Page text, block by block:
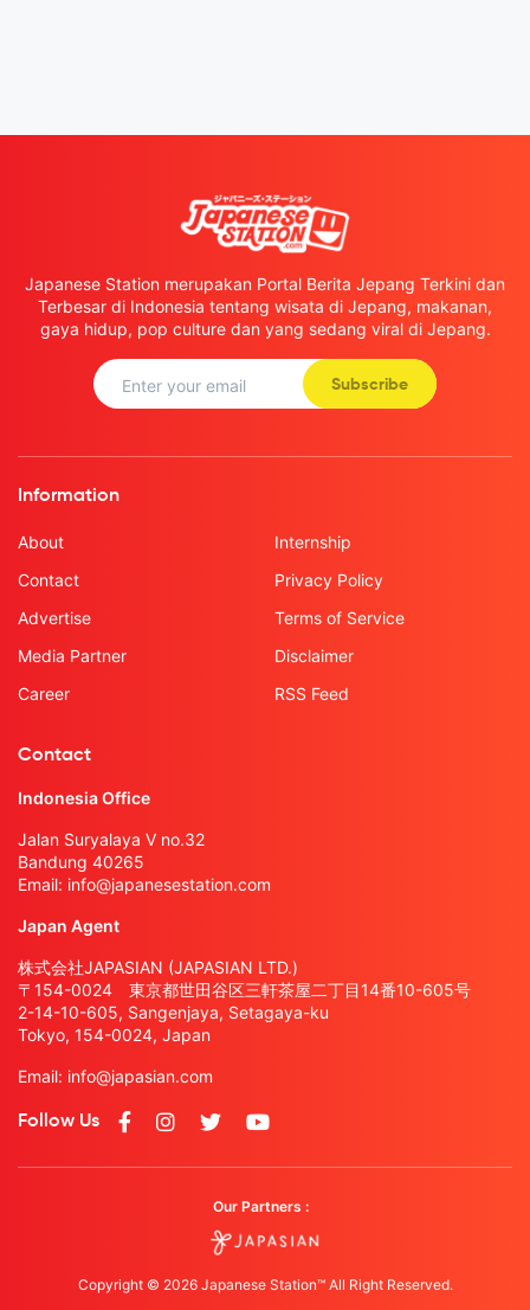
Japanese Station merupakan Portal Berita Jepang Terkini dan
Terbesar di Indonesia tentang wisata di Jepang, makanan,
gaya hidup, pop culture dan yang sedang viral di Jepang.
Subscribe
Information
About
Contact
Advertise
Media Partner
Career
Internship
Privacy Policy
Terms of Service
Disclaimer
RSS Feed
Contact
Indonesia Office
Jalan Suryalaya V no.32
Bandung 40265
Email: info@japanesestation.com
Japan Agent
株式会社JAPASIAN (JAPASIAN LTD.)
〒154-0024 東京都世田谷区三軒茶屋二丁目14番10-605号
2-14-10-605, Sangenjaya, Setagaya-ku
Tokyo, 154-0024, Japan
Email: info@japasian.com
Follow Us
Our Partners :
Copyright © 2026 Japanese Station™ All Right Reserved.